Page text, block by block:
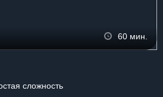
60 мин.
сложность